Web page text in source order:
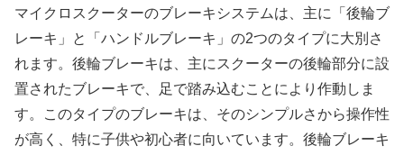
マイクロスクーターのブレーキシステムは、主に「後輪ブ
レーキ」と「ハンドルブレーキ」の2つのタイプに大別さ
れます。後輪ブレーキは、主にスクーターの後輪部分に設
置されたブレーキで、足で踏み込むことにより作動しま
す。このタイプのブレーキは、そのシンプルさから操作性
が高く、特に子供や初心者に向いています。後輪ブレーキ